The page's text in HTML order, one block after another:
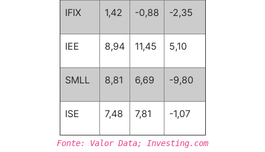
IFIX 1,42 -0,88 -2,35
IEE 8,94 11,45 5,10
SMLL 8,81 6,69 -9,80
ISE 7,48 7,81 -1,07
Fonte: Valor Data; Investing.com